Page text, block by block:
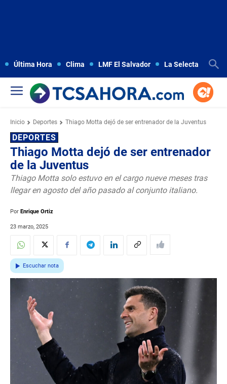
Última Hora Clima LMF El Salvador La Selecta
Inicio Deportes Thiago Motta dejó de ser entrenador de la Juventus
DEPORTES
Thiago Motta dejó de ser entrenador
de la Juventus
Thiago Motta solo estuvo en el cargo nueve meses tras
llegar en agosto del año pasado al conjunto italiano.
Por Enrique Ortiz
23 marzo, 2025
Escuchar nota